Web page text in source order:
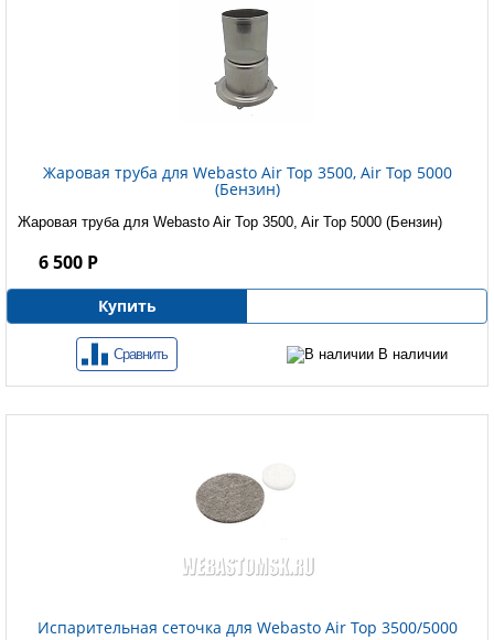
Жаровая труба для Webasto Air Top 3500, Air Top 5000
(Бензин)
Жаровая труба для Webasto Air Top 3500, Air Top 5000 (Бензин)
6 500 Р
Купить
Сравнить В наличии
Испарительная сеточка для Webasto Air Top 3500/5000